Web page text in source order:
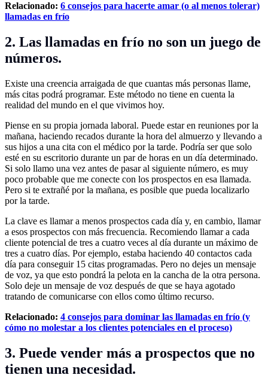
Relacionado: 6 consejos para hacerte amar (o al menos tolerar)
llamadas en frío
2. Las llamadas en frío no son un juego de
números.
Existe una creencia arraigada de que cuantas más personas llame,
más citas podrá programar. Este método no tiene en cuenta la
realidad del mundo en el que vivimos hoy.
Piense en su propia jornada laboral. Puede estar en reuniones por la
mañana, haciendo recados durante la hora del almuerzo y llevando a
sus hijos a una cita con el médico por la tarde. Podría ser que solo
esté en su escritorio durante un par de horas en un día determinado.
Si solo llamo una vez antes de pasar al siguiente número, es muy
poco probable que me conecte con los prospectos en esa llamada.
Pero si te extrañé por la mañana, es posible que pueda localizarlo
por la tarde.
La clave es llamar a menos prospectos cada día y, en cambio, llamar
a esos prospectos con más frecuencia. Recomiendo llamar a cada
cliente potencial de tres a cuatro veces al día durante un máximo de
tres a cuatro días. Por ejemplo, estaba haciendo 40 contactos cada
día para conseguir 15 citas programadas. Pero no dejes un mensaje
de voz, ya que esto pondrá la pelota en la cancha de la otra persona.
Solo deje un mensaje de voz después de que se haya agotado
tratando de comunicarse con ellos como último recurso.
Relacionado: 4 consejos para dominar las llamadas en frío (y
cómo no molestar a los clientes potenciales en el proceso)
3. Puede vender más a prospectos que no
tienen una necesidad.